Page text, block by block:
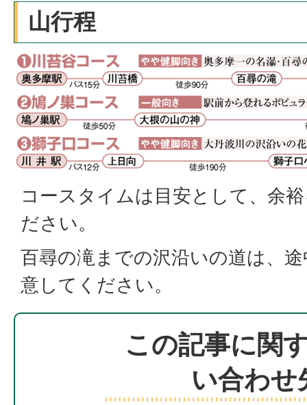
山行程
コースタイムは目安として、余
ださい。
百尋の滝までの沢沿いの道は、
意してください。
この記事に関
い合わせ